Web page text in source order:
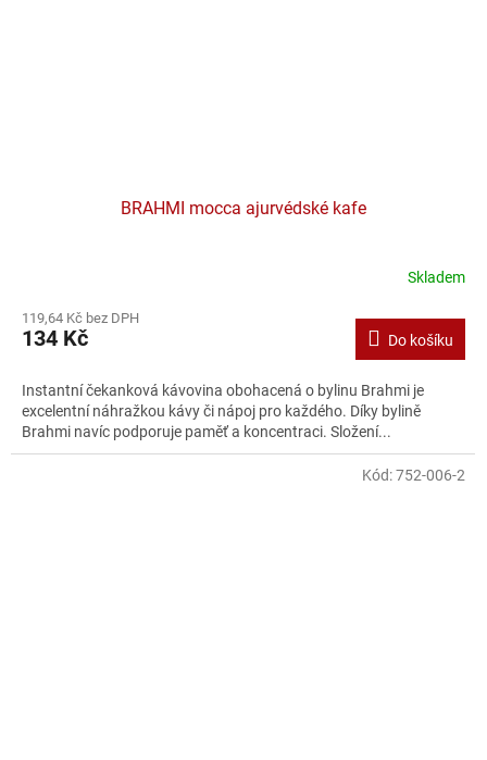
BRAHMI mocca ajurvédské kafe
Skladem
119,64 Kč bez DPH
134 Kč Do košíku
Instantní čekanková kávovina obohacená o bylinu Brahmi je
excelentní náhražkou kávy či nápoj pro každého. Díky bylině
Brahmi navíc podporuje paměť a koncentraci. Složení...
Kód:752-006-2